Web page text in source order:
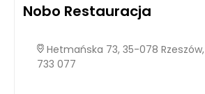
Nobo Restauracja
Hetmańska 73, 35-078 Rzeszów,
733 077